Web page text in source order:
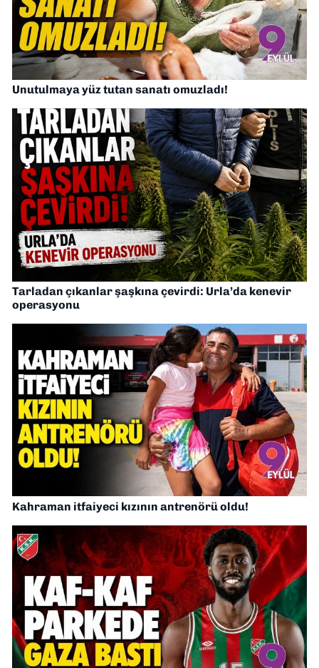
Unutulmaya yüz tutan sanatı omuzladı!
Tarladan çıkanlar şaşkına çevirdi: Urla’da kenevir
operasyonu
Kahraman itfaiyeci kızının antrenörü oldu!